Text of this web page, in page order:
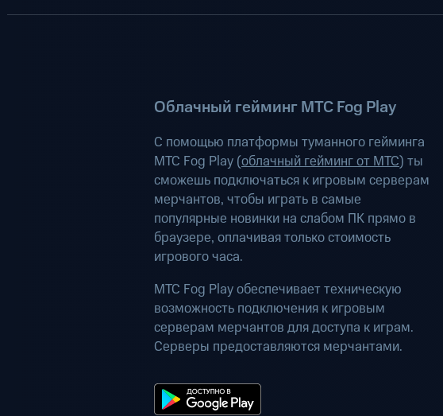
Облачный гейминг МТС Fog Play
С помощью платформы туманного гейминга
МТС Fog Play (облачный гейминг от МТС) ты
сможешь подключаться к игровым серверам
мерчантов, чтобы играть в самые
популярные новинки на слабом ПК прямо в
браузере, оплачивая только стоимость
игрового часа.
МТС Fog Play обеспечивает техническую
возможность подключения к игровым
серверам мерчантов для доступа к играм.
Серверы предоставляются мерчантами.